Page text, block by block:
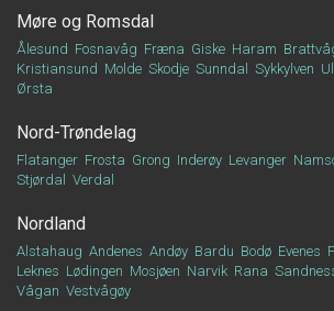
Møre og Romsdal
Ålesund Fosnavåg Fræna Giske Haram
Kristiansund Molde Skodje Sunndal Sykkylven
Ørsta
Nord-Trøndelag
Flatanger Frosta Grong Inderøy Levanger
Stjørdal
Verdal
Nordland
Alstahaug Andenes Andøy Bardu Bodø Evenes
Leknes Lødingen Mosjøen Narvik Rana
Vågan Vestvågøy